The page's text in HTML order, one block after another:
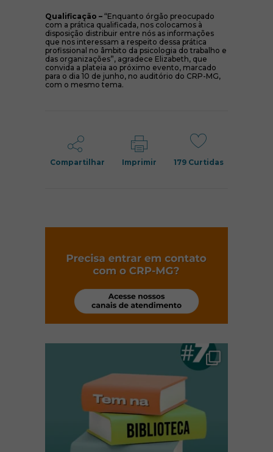
Qualificação – “Enquanto órgão preocupado
com a prática qualificada, nos colocamos à
disposição distribuir entre nós as informações
que nos interessam a respeito dessa prática
profissional no âmbito da psicologia do trabalho e
das organizações”, agradece Elizabeth, que
convida a plateia ao próximo evento, marcado
para o dia 10 de junho, no auditório do CRP-MG,
com o mesmo tema.
Compartilhar Imprimir 179Curtidas